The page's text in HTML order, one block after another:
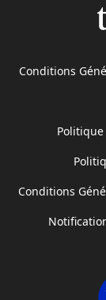
Conditions
Conditions